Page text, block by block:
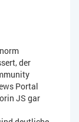
der
Portal
JS gar